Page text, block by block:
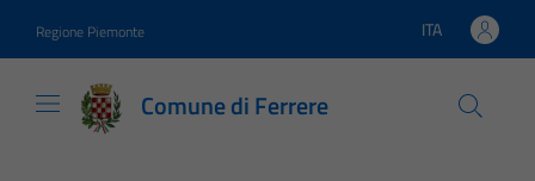
Regione Piemonte Lingua attiva:
ITA
Comune di Ferrere